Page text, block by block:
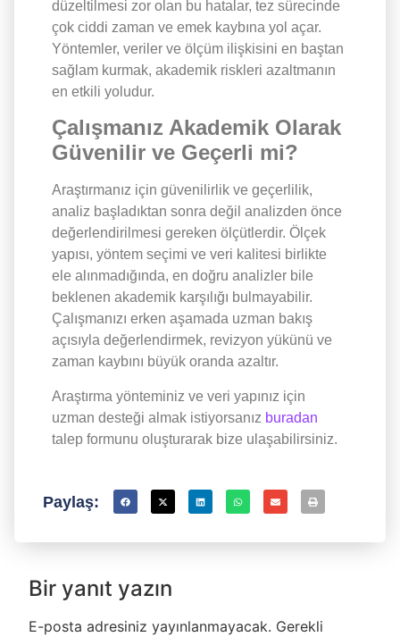
düzeltilmesi zor olan bu hatalar, tez sürecinde
çok ciddi zaman ve emek kaybına yol açar.
Yöntemler, veriler ve ölçüm ilişkisini en baştan
sağlam kurmak, akademik riskleri azaltmanın
en etkili yoludur.
Çalışmanız Akademik Olarak
Güvenilir ve Geçerli mi?
Araştırmanız için güvenilirlik ve geçerlilik,
analiz başladıktan sonra değil analizden önce
değerlendirilmesi gereken ölçütlerdir. Ölçek
yapısı, yöntem seçimi ve veri kalitesi birlikte
ele alınmadığında, en doğru analizler bile
beklenen akademik karşılığı bulmayabilir.
Çalışmanızı erken aşamada uzman bakış
açısıyla değerlendirmek, revizyon yükünü ve
zaman kaybını büyük oranda azaltır.
Araştırma yönteminiz ve veri yapınız için
uzman desteği almak istiyorsanız buradan
talep formunu oluşturarak bize ulaşabilirsiniz.
Paylaş:
Bir yanıt yazın
E-posta adresiniz yayınlanmayacak. Gerekli